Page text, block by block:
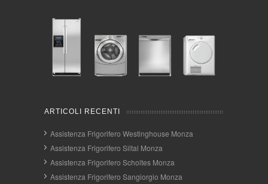
ARTICOLI RECENTI
Assistenza Frigorifero Westinghouse Monza
Assistenza Frigorifero Siltal Monza
Assistenza Frigorifero Scholtes Monza
Assistenza Frigorifero Sangiorgio Monza